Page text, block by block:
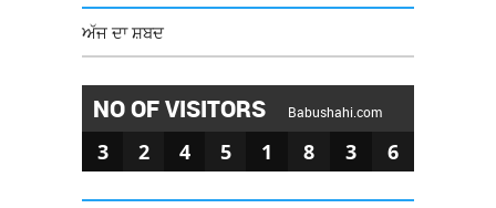
ਅੱਜ ਦਾ ਸ਼ਬਦ
NO OF VISITORS Babushahi.com
3 2 4 5 1 8 3 6